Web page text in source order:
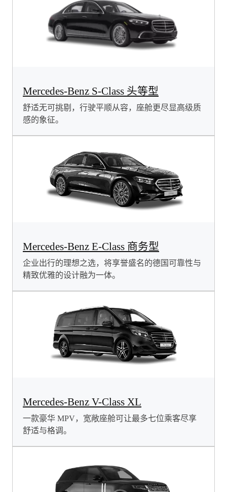
Mercedes-Benz S-Class 头等型
舒适无可挑剔，行驶平顺从容，座舱更尽显高级质
感的象征。
Mercedes-Benz E-Class 商务型
企业出行的理想之选，将享誉盛名的德国可靠性与
精致优雅的设计融为一体。
Mercedes-Benz V-Class XL
一款豪华 MPV，宽敞座舱可让最多七位乘客尽享
舒适与格调。